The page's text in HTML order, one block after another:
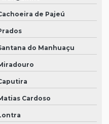
de Pajeú
do Manhuaçu
Cardoso